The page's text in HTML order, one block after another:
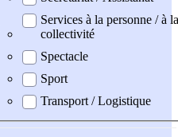
Services à la personne / à la
collectivité
Spectacle
Sport
Transport / Logistique